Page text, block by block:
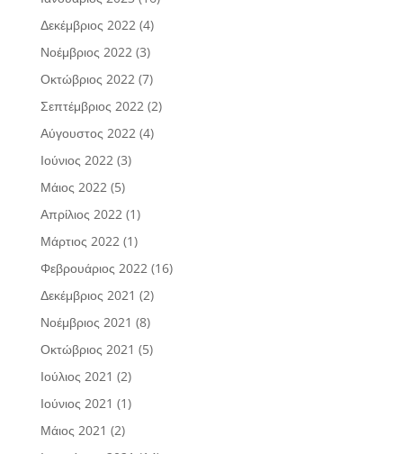
Δεκέμβριος 2022(4)
Νοέμβριος 2022(3)
Οκτώβριος 2022(7)
Σεπτέμβριος 2022(2)
Αύγουστος 2022(4)
Ιούνιος 2022(3)
Μάιος 2022(5)
Απρίλιος 2022(1)
Μάρτιος 2022(1)
Φεβρουάριος 2022(16)
Δεκέμβριος 2021 (2)
Νοέμβριος 2021 (8)
Οκτώβριος 2021 (5)
Ιούλιος 2021 (2)
Ιούνιος 2021 (1)
Μάιος 2021 (2)